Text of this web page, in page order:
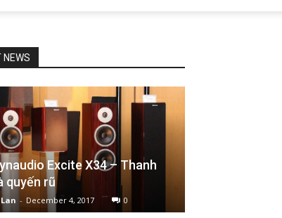
NEWS
Excite X34 – Thanh
quyến rũ
- December 4, 2017 0